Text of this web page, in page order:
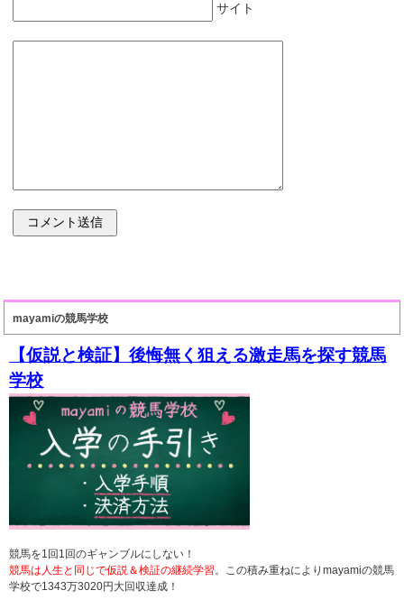
サイト
mayamiの競馬学校
【仮説と検証】後悔無く狙える激走馬を探す競馬
学校
競馬を1回1回のギャンブルにしない！
競馬は人生と同じで仮説＆検証の継続学習。この積み重ねによりmayamiの競馬
学校で1343万3020円大回収達成！